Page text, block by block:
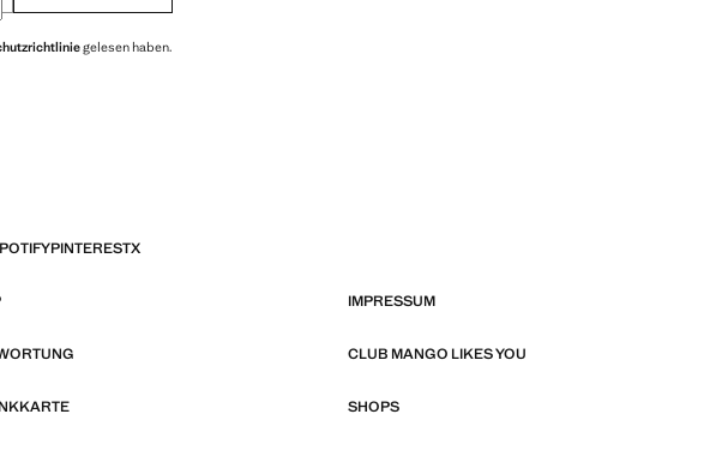
gelesen haben.
PINTERESTX
IMPRESSUM
CLUB MANGO LIKES YOU
SHOPS